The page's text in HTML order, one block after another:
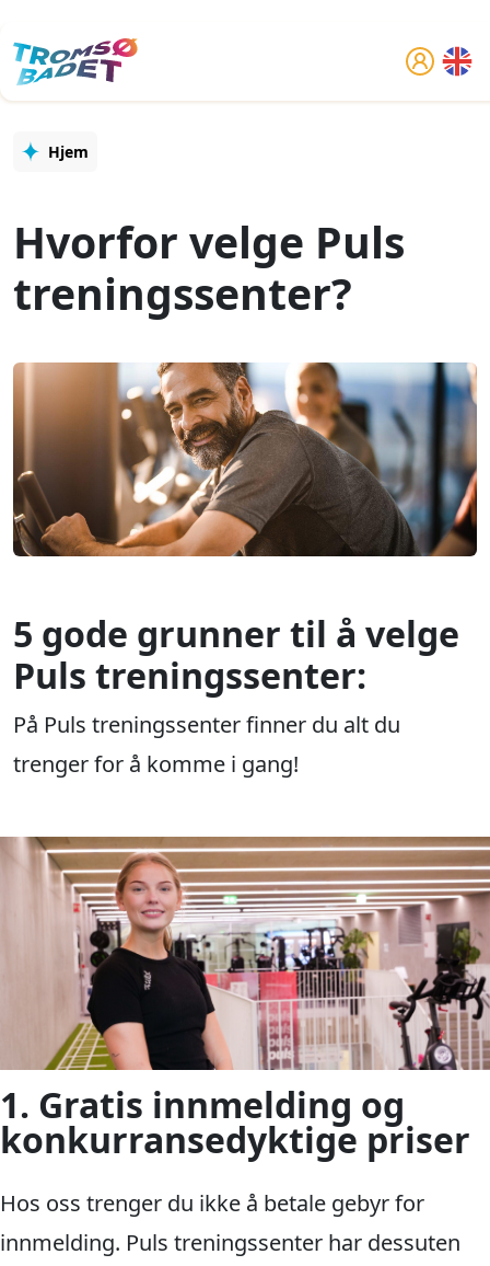
Hjem
Hvorfor velge Puls
treningssenter?
5 gode grunner til å velge
Puls treningssenter:
På Puls treningssenter finner du alt du
trenger for å komme i gang!
1. Gratis innmelding og
konkurransedyktige priser
Hos oss trenger du ikke å betale gebyr for
innmelding. Puls treningssenter har dessuten